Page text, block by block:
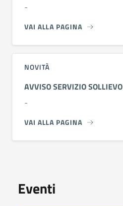
-
VAI ALLA PAGINA
NOVITÀ
AVVISO SERVIZIO SOLLIEVO
-
VAI ALLA PAGINA
Eventi